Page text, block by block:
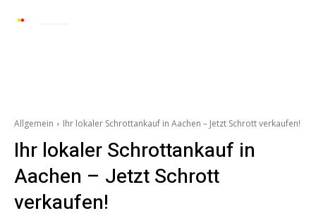
Allgemein Ihr lokaler Schrottankauf in Aachen – Jetzt Schrott verkaufen!
Ihr lokaler Schrottankauf in
Aachen – Jetzt Schrott
verkaufen!